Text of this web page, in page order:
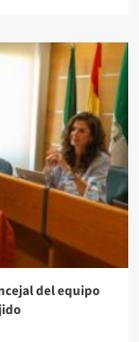
del equipo